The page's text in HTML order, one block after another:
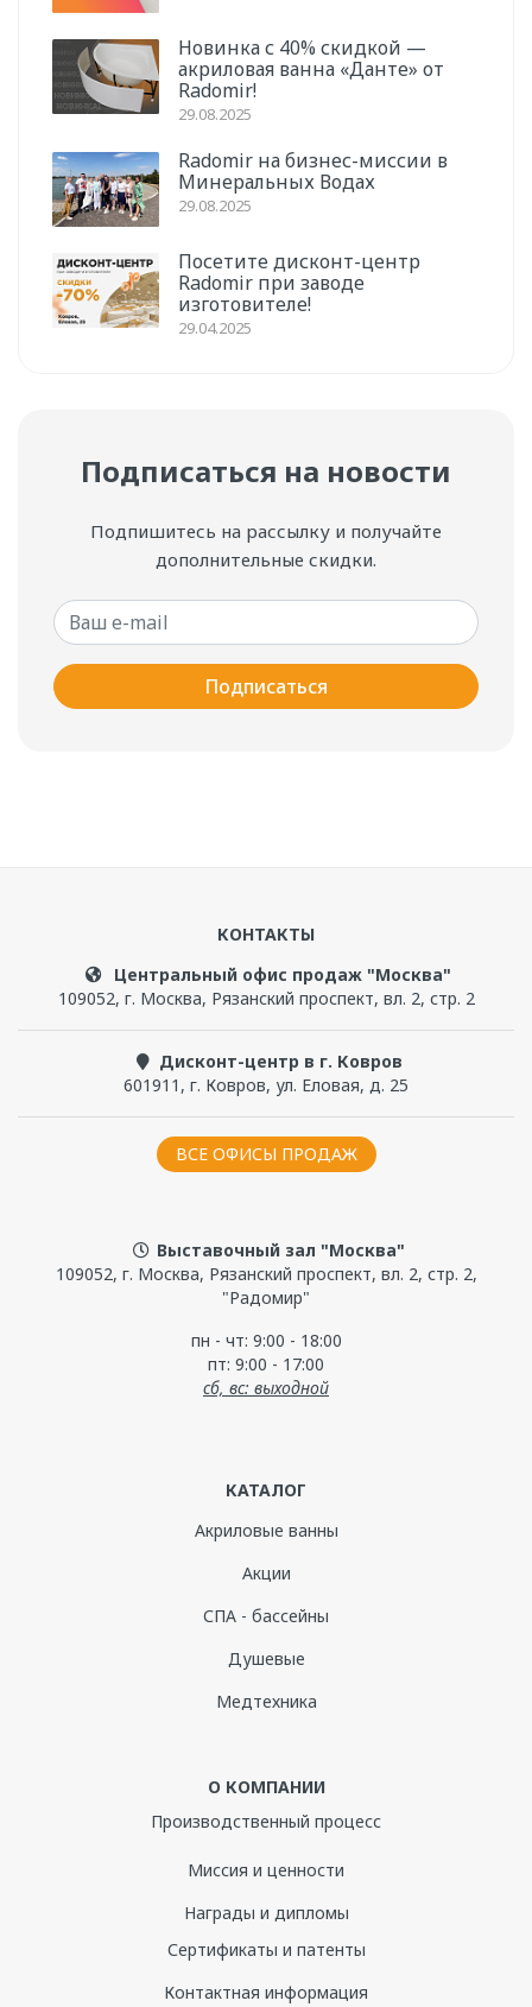
Новинка с 40% скидкой —
акриловая ванна «Данте» от
Radomir!
29.08.2025
Radomir на бизнес-миссии в
Минеральных Водах
29.08.2025
Посетите дисконт-центр
Radomir при заводе
изготовителе!
29.04.2025
Подписаться на новости
Подпишитесь на рассылку и получайте
дополнительные скидки.
Ваш e-mail
Подписаться
КОНТАКТЫ
Центральный офис продаж "Москва"
109052, г. Москва, Рязанский проспект, вл. 2, стр. 2
Дисконт-центр в г. Ковров
601911 , г. Ковров, ул. Еловая, д. 25
ВСЕ ОФИСЫ ПРОДАЖ
Выставочный зал "Москва"
109052, г. Москва, Рязанский проспект, вл. 2, стр. 2,
"Радомир"
пн - чт: 9:00 - 18:00
пт: 9:00 - 17:00
сб, вс: выходной
КАТАЛОГ
Акриловые ванны
Акции
СПА - бассейны
Душевые
Медтехника
О КОМПАНИИ
Производственный процесс
Миссия и ценности
Награды и дипломы
Сертификаты и патенты
Контактная информация